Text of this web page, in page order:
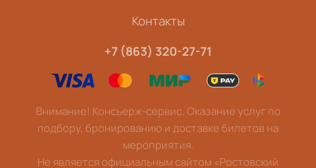
Контакты
+7 (863) 320-27-71
Внимание! Консьерж-сервис. Оказание услуг по
подбору, бронированию и доставке билетов на
мероприятия.
Не является официальным сайтом «Ростовский